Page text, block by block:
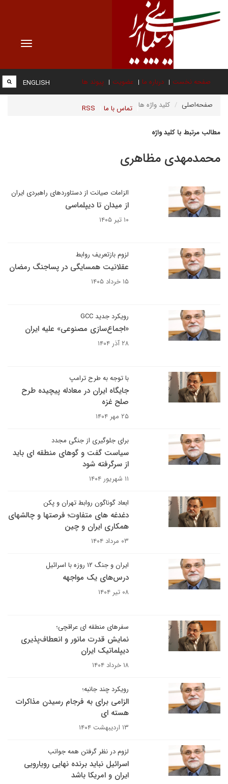
Toggle
صفحه نخست درباره ما عضویت پیوند ها
تماس با ما RSS
ENGLISH
صفحه‌اصلی کلید واژه ها
مطالب مرتبط با کلید واژه
محمدمهدی مظاهری
الزامات صیانت از دستاوردهای راهبردی ایران
از میدان تا دیپلماسی
۱۰ تیر ۱۴۰۵
لزوم بازتعریف روابط
عقلانیت همسایگی در پساجنگ رمضان
۱۵ خرداد ۱۴۰۵
رویکرد جدید GCC
«اجماع‌سازی مصنوعی» علیه ایران
۲۸ آذر ۱۴۰۴
با توجه به طرح ترامپ
جایگاه ایران در معادله پیچیده طرح
صلح غزه
۲۵ مهر ۱۴۰۴
برای جلوگیری از جنگی مجدد
سیاست گفت و گوهای منطقه ای باید
از سرگرفته شود
۱۱ شهریور ۱۴۰۴
ابعاد گوناگون روابط تهران و پکن
دغدغه های متفاوت؛ فرصتها و چالشهای
همکاری ایران و چین
۰۳ مرداد ۱۴۰۴
ایران و جنگ ۱۲ روزه با اسرائیل
درس‌های یک مواجهه
۰۸ تیر ۱۴۰۴
سفرهای منطقه ای عراقچی؛
نمایش قدرت مانور و انعطاف‌پذیری
دیپلماتیک ایران
۱۸ خرداد ۱۴۰۴
رویکرد چند جانبه؛
الزامی برای به فرجام رسیدن مذاکرات
هسته ای
۱۳ اردیبهشت ۱۴۰۴
لزوم در نظر گرفتن همه جوانب
اسرائیل نباید برنده نهایی رویارویی
ایران و امریکا باشد